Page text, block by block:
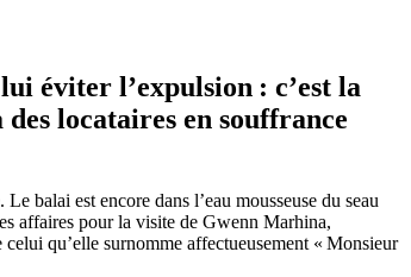
éviter l’expulsion : c’est la
locataires en souffrance
balai est encore dans l’eau mousseuse du seau
affaires pour la visite de Gwenn Marhina,
qu’elle surnomme affectueusement « Monsieur